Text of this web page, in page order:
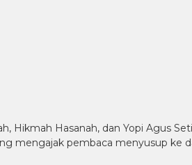
Hasanah, dan Yopi Agus
mengajak pembaca menyusup ke